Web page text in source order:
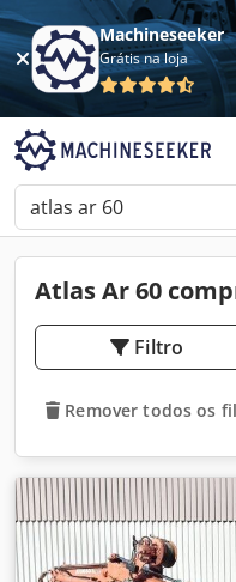
Machineseeker
Grátis na loja
Atlas Ar 60
Filtro
Remover todos os